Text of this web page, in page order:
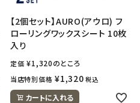
【2個セット】AURO(アウロ) フ
ローリングワックスシート 10枚
入り
定価 ¥1,320のところ
当店特別価格 ¥1,320 税込
カートに入れる